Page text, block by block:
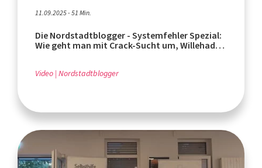
11.09.2025 - 51 Min.
Die Nordstadtblogger - Systemfehler Spezial:
Wie geht man mit Crack-Sucht um, Willehad
Video Nordstadtblogger